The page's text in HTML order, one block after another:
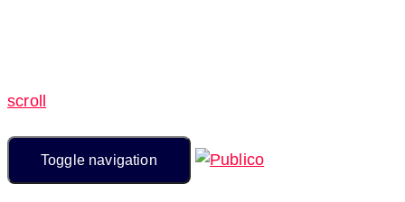
scroll
Toggle navigation